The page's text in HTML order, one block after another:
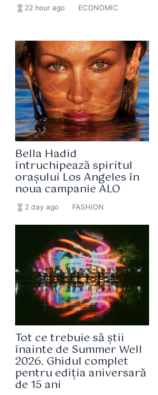
hourglass_full 22 hour ago ECONOMIC
Bella Hadid
întruchipează spiritul
orașului Los Angeles în
noua campanie ALO
hourglass_full 2 day ago FASHION
Tot ce trebuie să știi
înainte de Summer Well
2026. Ghidul complet
pentru ediția aniversară
de 15 ani